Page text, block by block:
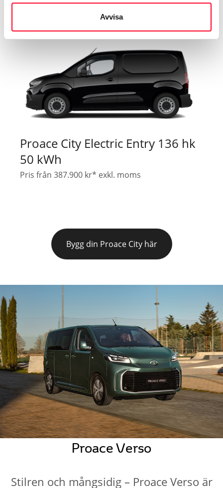
Avvisa
Proace City Electric Entry 136 hk
50 kWh
Pris från 387.900 kr* exkl. moms
Bygg din Proace City här
Proace Verso
Stilren och mångsidig – Proace Verso är